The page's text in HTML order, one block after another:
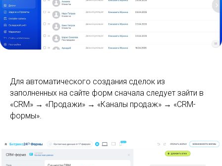
Для автоматического создания сделок из
заполненных на сайте форм сначала следует зайти в
«CRM» → «Продажи» → «Каналы продаж» → «CRM-
формы».